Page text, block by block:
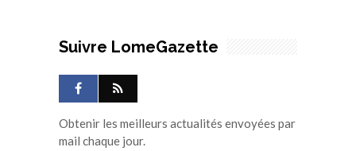
Suivre LomeGazette
Obtenir les meilleurs actualités envoyées par
mail chaque jour.